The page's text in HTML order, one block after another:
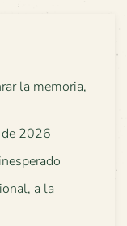
la memoria,
de 2026
a la